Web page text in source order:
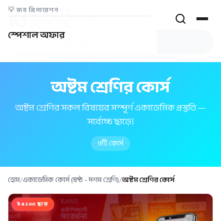
PROMO
💡জব প্রিপারেশন
স্পেশাল অফার
অষ্টম শ্রেণির কোর্স
অষ্টম শ্রেণির সকল বিষয়ের সম্পূর্ণ একাডেমিক প্রস্তুতি —
সর্বোচ্চ ছাড়ে।
9টি কোর্স
হোম/একাডেমিক কোর্স (ষষ্ঠ - দশম শ্রেণি)/অষ্টম শ্রেণির কোর্স
৳4200 ছাড়